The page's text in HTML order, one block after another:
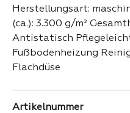
Herstellungsart:
(ca.): 3.300 g/m²
Antistatisch
Fußbodenheizung
Flachdüse
Artikelnummer